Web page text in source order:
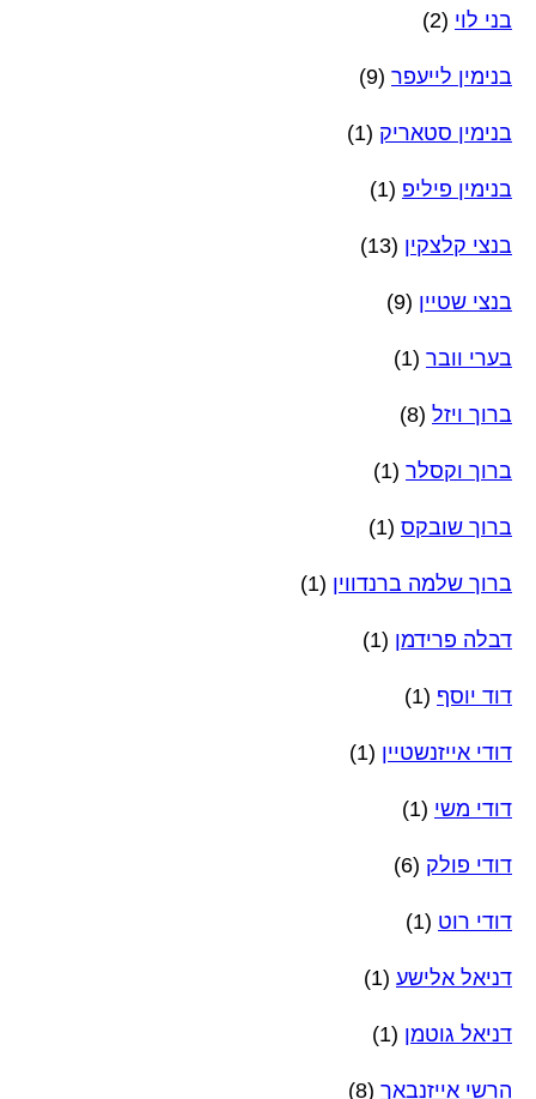
בני לוי (2)
בנימין לייעפר (9)
בנימין סטאריק (1)
בנימין פיליפ (1)
בנצי קלצקין (13)
בנצי שטיין (9)
בערי וובר (1)
ברוך ויזל (8)
ברוך וקסלר (1)
ברוך שובקס (1)
ברוך שלמה ברנדווין (1)
דבלה פרידמן (1)
דוד יוסף (1)
דודי אייזנשטיין (1)
דודי משי (1)
דודי פולק (6)
דודי רוט (1)
דניאל אלישע (1)
דניאל גוטמן (1)
הרשי אייזנבאך (8)